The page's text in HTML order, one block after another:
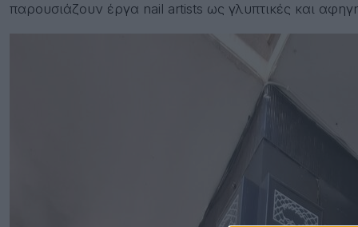
παρουσιάζουν έργα nail artists ως γλυπτικές και